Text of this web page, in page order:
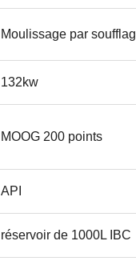
Moulissage par
132kw
MOOG 200 points
API
réservoir de 1000L IBC